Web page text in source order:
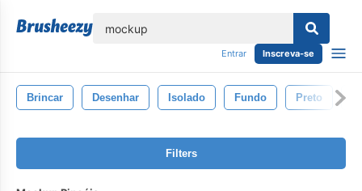
Entrar Inscreva-se
Brincar Desenhar Isolado Fundo Preto
Filters